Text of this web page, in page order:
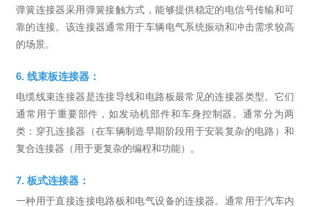
弹簧连接器采用弹簧接触方式，能够提供稳定的电信号传输和可
靠的连接。该连接器通常用于车辆电气系统振动和冲击需求较高
的场景。
6. 线束板连接器：
电缆线束连接器是连接导线和电路板最常见的连接器类型。它们
通常用于重要部件，如发动机部件和车身控制器。通常分为两
类：穿孔连接器（在车辆制造早期阶段用于安装复杂的电路）和
复合连接器（用于更复杂的编程和功能）。
7. 板式连接器：
一种用于直接连接电路板和电气设备的连接器。通常用于汽车内